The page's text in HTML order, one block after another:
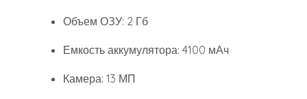
Объем ОЗУ: 2 Гб
Емкость аккумулятора: 4100 мАч
Камера: 13 МП